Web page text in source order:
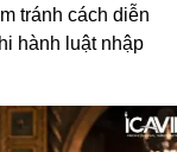
tránh cách diễn
hành luật nhập